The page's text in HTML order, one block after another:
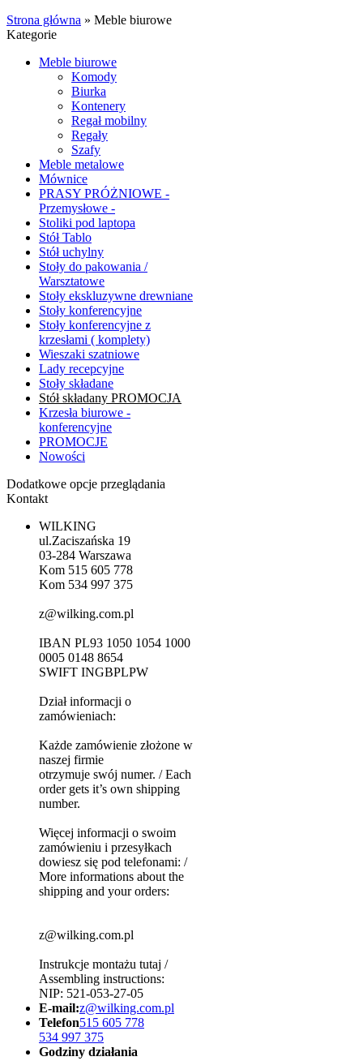
Strona główna » Meble biurowe
Kategorie
Meble biurowe
Komody
Biurka
Kontenery
Regał mobilny
Regały
Szafy
Meble metalowe
Mównice
PRASY PRÓŻNIOWE -
Przemysłowe -
Stoliki pod laptopa
Stół Tablo
Stół uchylny
Stoły do pakowania /
Warsztatowe
Stoły ekskluzywne drewniane
Stoły konferencyjne
Stoły konferencyjne z
krzesłami ( komplety)
Wieszaki szatniowe
Lady recepcyjne
Stoły składane
Stół składany PROMOCJA
Krzesła biurowe -
konferencyjne
PROMOCJE
Nowości
Dodatkowe opcje przeglądania
Kontakt
WILKING
ul.Zaciszańska 19
03-284 Warszawa
Kom 515 605 778
Kom 534 997 375
z@wilking.com.pl
IBAN PL93 1050 1054 1000
0005 0148 8654
SWIFT INGBPLPW
Dział informacji o
zamówieniach:
Każde zamówienie złożone w
naszej firmie
otrzymuje swój numer. / Each
order gets it’s own shipping
number.
Więcej informacji o swoim
zamówieniu i przesyłkach
dowiesz się pod telefonami: /
More informations about the
shipping and your orders:
z@wilking.com.pl
Instrukcje montażu tutaj /
Assembling instructions:
NIP: 521-053-27-05
E-mail:z@wilking.com.pl
Telefon515 605 778
534 997 375
Godziny działania